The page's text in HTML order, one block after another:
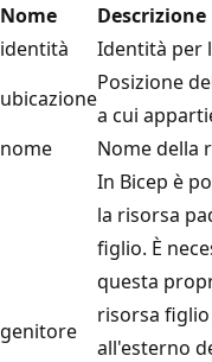
Nome Descrizione
identità
Identità per
ubicazione
Posizione
a cui
nome
Nome della
genitore
In Bicep è
la risorsa
figlio. È
questa
risorsa
all'esterno